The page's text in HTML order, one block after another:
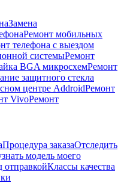
Замена
Ремонт мобильных
телефона с выездом
системыРемонт
BGA микросхемРемонт
защитного стекла
центре AddroidРемонт
VivoРемонт
Процедура заказаОтследить
модель моего
отправкойКлассы качества